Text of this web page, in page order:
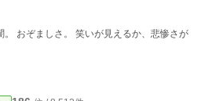
おぞましさ。 笑いが見えるか、悲惨さが